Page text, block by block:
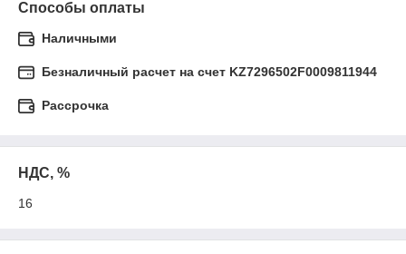
Способы оплаты
Наличными
Безналичный расчет на счет KZ7296502F0009811944
Рассрочка
НДС, %
16